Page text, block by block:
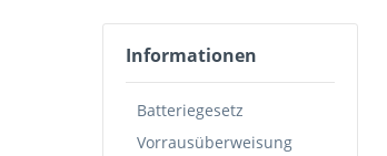
Informationen
Batteriegesetz
Vorrausüberweisung